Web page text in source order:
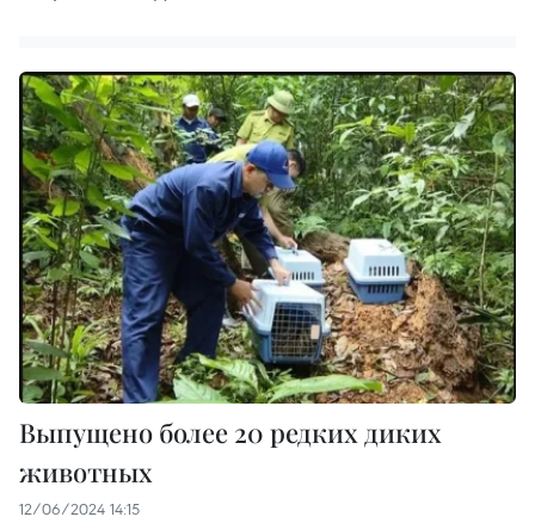
Выпущено более 20 редких диких
животных
12/06/2024 14:15